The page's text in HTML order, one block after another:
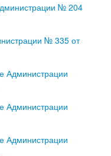
№ 204
№ 335 от
Администрации
Администрации
Администрации